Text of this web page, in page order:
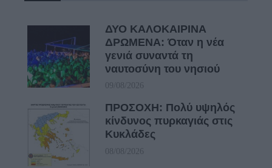
ΔΥΟ ΚΑΛΟΚΑΙΡΙΝΑ
ΔΡΩΜΕΝΑ: Όταν η νέα
γενιά συναντά τη
ναυτοσύνη του νησιού
09/08/2026
ΠΡΟΣΟΧΗ: Πολύ υψηλός
κίνδυνος πυρκαγιάς στις
Κυκλάδες
08/08/2026